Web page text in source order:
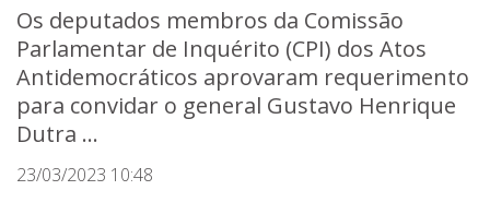
Os deputados membros da Comissão
Parlamentar de Inquérito (CPI) dos Atos
Antidemocráticos aprovaram requerimento
para convidar o general Gustavo Henrique
Dutra ...
23/03/2023 10:48